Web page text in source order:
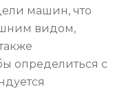
машин, что
видом,
определиться с